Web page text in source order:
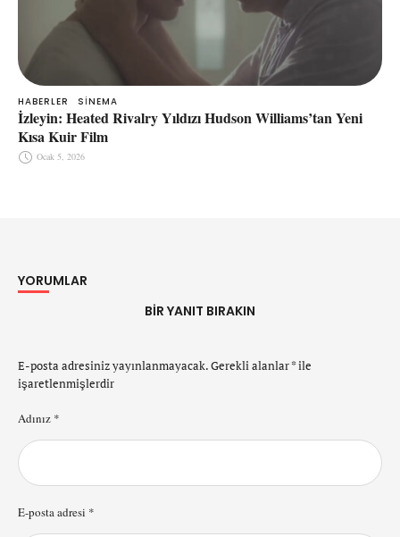
HABERLER SINEMA
İzleyin: Heated Rivalry Yıldızı Hudson Williams’tan Yeni
Kısa Kuir Film
Ocak 5, 2026
YORUMLAR
BIR YANIT BIRAKIN
E-posta adresiniz yayınlanmayacak.Gerekli alanlar*ile
işaretlenmişlerdir
Adınız *
E-posta adresi *